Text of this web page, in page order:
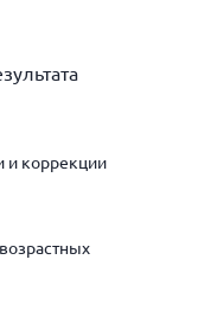
и коррекции